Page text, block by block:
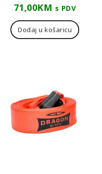
71,00KM s PDV
Dodaj u košaricu